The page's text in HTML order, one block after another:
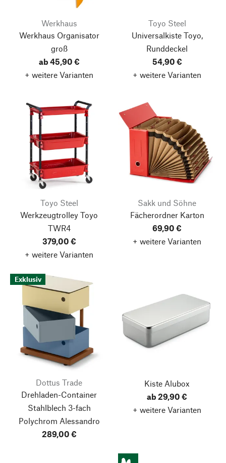
Werkhaus
Werkhaus Organisator
groß
ab 45,90 €
+ weitere Varianten
Toyo Steel
Universalkiste Toyo,
Runddeckel
54,90 €
+ weitere Varianten
Toyo Steel
Werkzeugtrolley Toyo
TWR4
379,00 €
+ weitere Varianten
Sakk und Söhne
Fächerordner Karton
69,90 €
+ weitere Varianten
Exklusiv
Dottus Trade
Drehladen-Container
Stahlblech 3-fach
Polychrom Alessandro
289,00 €
Kiste Alubox
ab 29,90 €
+ weitere Varianten